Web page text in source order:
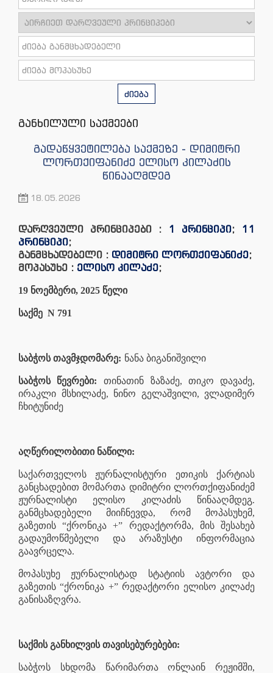
ძიება
განხილული საქმეები
გადაწყვეტილება საქმეზე - დიმიტრი
ლორთქიფანიძე ელისო კილაძის
წინააღმდეგ
18.05.2026
დარღვეული პრინციპები : 1 პრინციპი; 11
პრინციპი;
განმცხადებელი : დიმიტრი ლორთქიფანიძე;
მოპასუხე : ელისო კილაძე;
19 ნოემბერი, 2025 წელი
საქმე N 791
საბჭოს თავმჯდომარე: ნანა ბიგანიშვილი
საბჭოს წევრები:
თინათინ ზაზაძე, თიკო დავაძე,
ირაკლი მსხილაძე, ნინო გელაშვილი, ვლადიმერ
ჩხიტუნიძე
აღწერილობითი ნაწილი:
საქართველოს ჟურნალისტური ეთიკის ქარტიას
განცხადებით მომართა დიმიტრი ლორთქიფანიძემ
ჟურნალისტი ელისო კილაძის წინააღმდეგ.
განმცხადებელი მიიჩნევდა, რომ მოპასუხემ,
გაზეთის “ქრონიკა +” რედაქტორმა, მის შესახებ
გადაუმოწმებელი და არაზუსტი ინფორმაცია
გაავრცელა.
მოპასუხე ჟურნალისტად სტატიის ავტორი და
გაზეთის “ქრონიკა +” რედაქტორი ელისო კილაძე
განისაზღვრა.
საქმის განხილვის თავისებურებები:
საბჭოს სხდომა წარიმართა ონლაინ რეჟიმში,